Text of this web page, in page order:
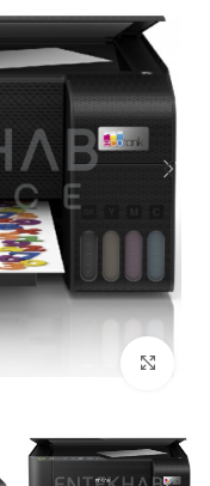
بزرگنمایی تصویر